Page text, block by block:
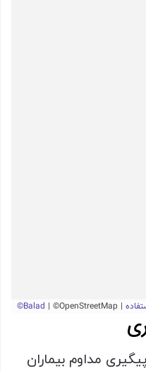
مداوم بیماران